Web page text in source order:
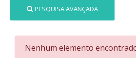
PESQUISA AVANÇADA
Nenhum elemento